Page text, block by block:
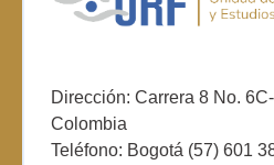
Dirección: Carrera 8 No.
Colombia
Teléfono: Bogotá (57) 601